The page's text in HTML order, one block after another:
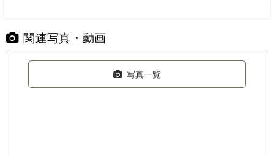
関連写真・動画
写真一覧